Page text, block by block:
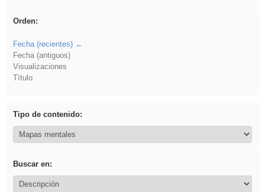
Orden:
Fecha (recientes)
Fecha (antiguos)
Visualizaciones
Título
Tipo de contenido:
Buscar en: